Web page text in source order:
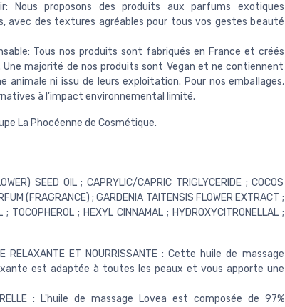
Nous proposons des produits aux parfums exotiques
avec des textures agréables pour tous vos gestes beauté
Tous nos produits sont fabriqués en France et créés
Une majorité de nos produits sont Vegan et ne contiennent
animale ni issu de leurs exploitation. Pour nos emballages,
à l'impact environnemental limité.
La Phocéenne de Cosmétique.
SEED OIL ; CAPRYLIC/CAPRIC TRIGLYCERIDE ; COCOS
(FRAGRANCE) ; GARDENIA TAITENSIS FLOWER EXTRACT ;
TOCOPHEROL ; HEXYL CINNAMAL ; HYDROXYCITRONELLAL ;
RELAXANTE ET NOURRISSANTE : Cette huile de massage
est adaptée à toutes les peaux et vous apporte une
: L'huile de massage Lovea est composée de 97%